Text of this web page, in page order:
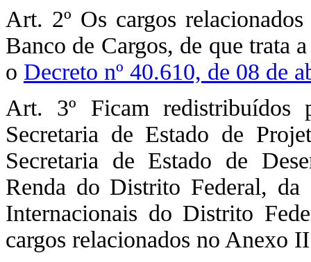
Art. 2º Os cargos
Banco de Cargos, de que trata
o Decreto nº 40.610, de 08 de
Art. 3º Ficam redistribuídos
Secretaria de Estado de
Secretaria de Estado de
Renda do Distrito Federal, da
Internacionais do Distrito
cargos relacionados no Anexo